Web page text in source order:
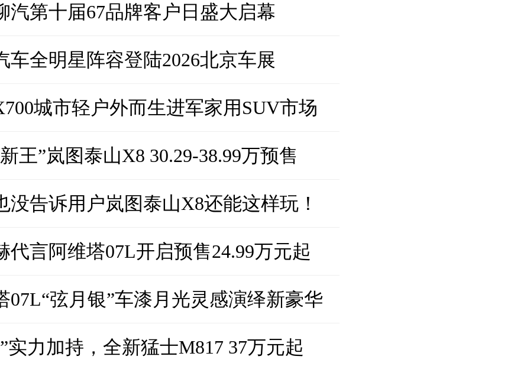
汽第十届67品牌客户日盛大启幕
车全明星阵容登陆2026北京车展
城市轻户外而生进军家用SUV市场
王”岚图泰山X8 30.29-38.99万预售
没告诉用户岚图泰山X8还能这样玩！
代言阿维塔07L开启预售24.99万元起
07L“弦月银”车漆月光灵感演绎新豪华
实力加持，全新猛士M817 37万元起